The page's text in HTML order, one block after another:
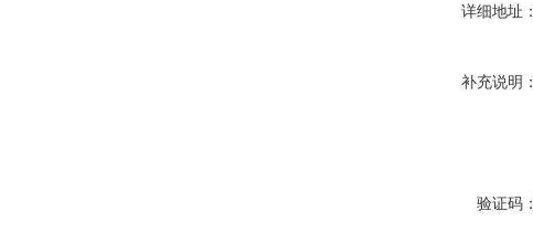
详细地址：
补充说明：
验证码：